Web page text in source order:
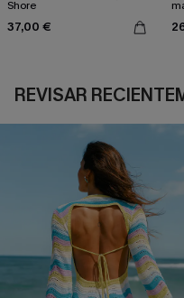
Shore
37,00 €
REVISAR